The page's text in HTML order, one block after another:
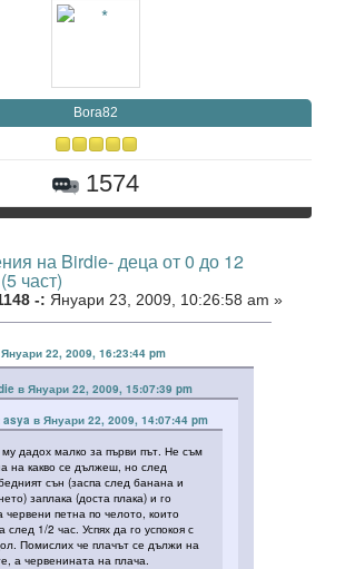
Bora82
1574
на Birdie- деца от 0 до 12
част)
-: Януари 23, 2009, 10:26:58 am »
22, 2009, 16:23:44 pm
в Януари 22, 2009, 15:07:39 pm
asya в Януари 22, 2009, 14:07:44 pm
дадох малко за първи път. Не съм
на какво се дължеш, но след
сън (заспа след банана и
заплака (доста плака) и го
червени петна по челото, които
след 1/2 час. Успях да го успокоя с
Помислих че плачът се дължи на
а червенината на плача.